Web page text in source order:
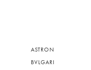
ASTRON
BVLGARI